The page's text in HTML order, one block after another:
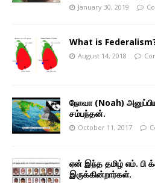
January 30, 2019
What is
August 14, 2018
நோவா (Noah)
சம்பந்தன்.
October 11, 2017
ஏன் இந்த தமிழ் எம்.
இருக்கின்றார்கள்.